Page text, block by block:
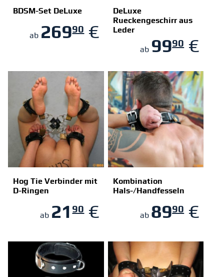
BDSM-Set DeLuxe
ab 26990€
ZUM SHOP
DeLuxe
Rueckengeschirr aus
Leder
ab 9990€
ZUM SHOP
Hog Tie Verbinder mit
D-Ringen
ab 2190€
Kombination
Hals-/Handfesseln
ab 8990€